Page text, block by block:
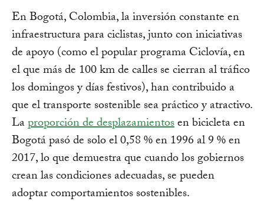
En Bogotá, Colombia, la inversión constante en
infraestructura para ciclistas, junto con iniciativas
de apoyo (como el popular programa Ciclovía, en
el que más de 100 km de calles se cierran al tráfico
los domingos y días festivos), han contribuido a
que el transporte sostenible sea práctico y atractivo.
Laproporción de desplazamientosen bicicleta en
Bogotá pasó de solo el 0,58 % en 1996 al 9 % en
2017, lo que demuestra que cuando los gobiernos
crean las condiciones adecuadas, se pueden
adoptar comportamientos sostenibles.